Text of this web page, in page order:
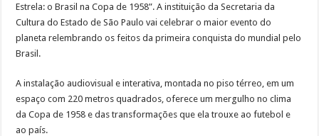
Estrela: o Brasil na Copa de 1958”. A instituição da Secretaria da
Cultura do Estado de São Paulo vai celebrar o maior evento do
planeta relembrando os feitos da primeira conquista do mundial pelo
Brasil.
A instalação audiovisual e interativa, montada no piso térreo, em um
espaço com 220 metros quadrados, oferece um mergulho no clima
da Copa de 1958 e das transformações que ela trouxe ao futebol e
ao país.